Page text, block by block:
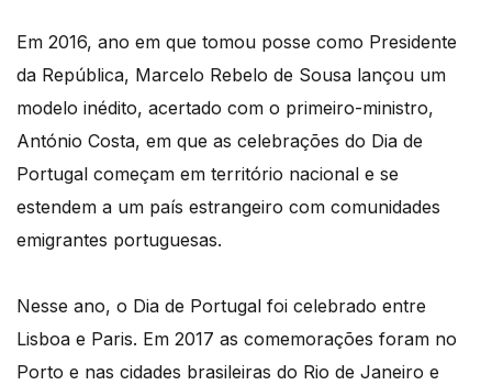
Em 2016, ano em que tomou posse como Presidente
da República, Marcelo Rebelo de Sousa lançou um
modelo inédito, acertado com o primeiro-ministro,
António Costa, em que as celebrações do Dia de
Portugal começam em território nacional e se
estendem a um país estrangeiro com comunidades
emigrantes portuguesas.
Nesse ano, o Dia de Portugal foi celebrado entre
Lisboa e Paris. Em 2017 as comemorações foram no
Porto e nas cidades brasileiras do Rio de Janeiro e